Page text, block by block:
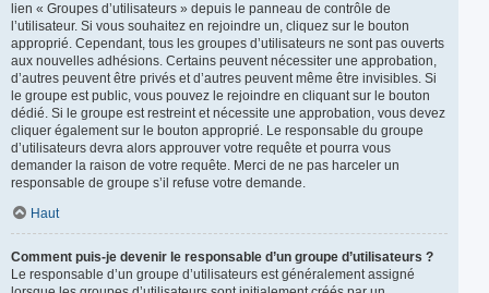
lien « Groupes d’utilisateurs » depuis le panneau de contrôle de
l’utilisateur. Si vous souhaitez en rejoindre un, cliquez sur le bouton
approprié. Cependant, tous les groupes d’utilisateurs ne sont pas ouverts
aux nouvelles adhésions. Certains peuvent nécessiter une approbation,
d’autres peuvent être privés et d’autres peuvent même être invisibles. Si
le groupe est public, vous pouvez le rejoindre en cliquant sur le bouton
dédié. Si le groupe est restreint et nécessite une approbation, vous devez
cliquer également sur le bouton approprié. Le responsable du groupe
d’utilisateurs devra alors approuver votre requête et pourra vous
demander la raison de votre requête. Merci de ne pas harceler un
responsable de groupe s’il refuse votre demande.
Haut
Comment puis-je devenir le responsable d’un groupe d’utilisateurs ?
Le responsable d’un groupe d’utilisateurs est généralement assigné